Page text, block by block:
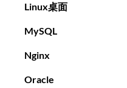
Linux桌面
MySQL
Nginx
Oracle